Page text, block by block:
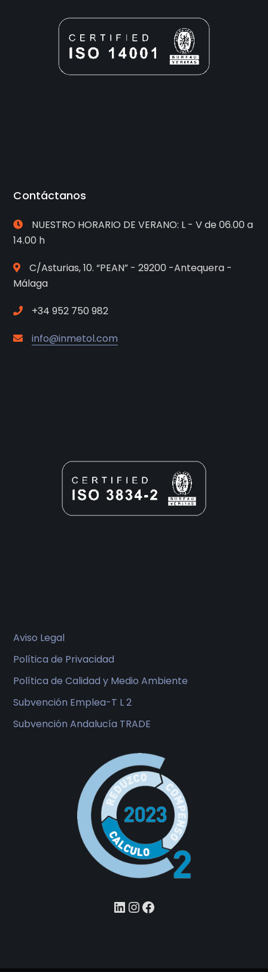
Contáctanos
NUESTRO HORARIO DE VERANO: L - V de 06.00 a
14.00 h
C/Asturias, 10. “PEAN” - 29200 -Antequera -
Málaga
+34 952 750 982
info@inmetol.com
Aviso Legal
Política de Privacidad
Política de Calidad y Medio Ambiente
Subvención Emplea-T L 2
Subvención Andalucía TRADE
LinkedIn
Instagram
Facebook